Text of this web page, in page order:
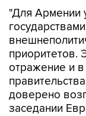
"Для Армении
приоритетов.
отражение и
доверено
заседании